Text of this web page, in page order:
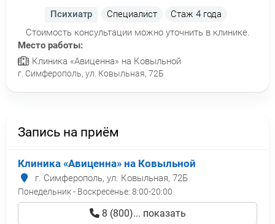
Психиатр
Специалист Стаж4 года
Стоимость консультации можно уточнить в клинике.
Место работы:
Клиника «Авиценна» на Ковыльной
г. Симферополь, ул. Ковыльная, 72Б
Запись на приём
Клиника «Авиценна» на Ковыльной
г. Симферополь, ул. Ковыльная, 72Б
Понедельник - Воскресенье: 8:00-20:00
8 (800)... показать